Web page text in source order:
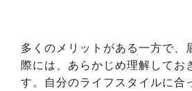
多くのメリットがある一方で、
際には、あらかじめ理解してお
す。自分のライフスタイルに合